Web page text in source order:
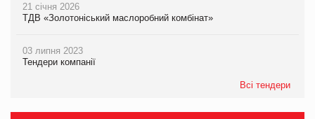
21 січня 2026
ТДВ «Золотоніський маслоробний комбінат»
03 липня 2023
Тендери компанії
Всі тендери